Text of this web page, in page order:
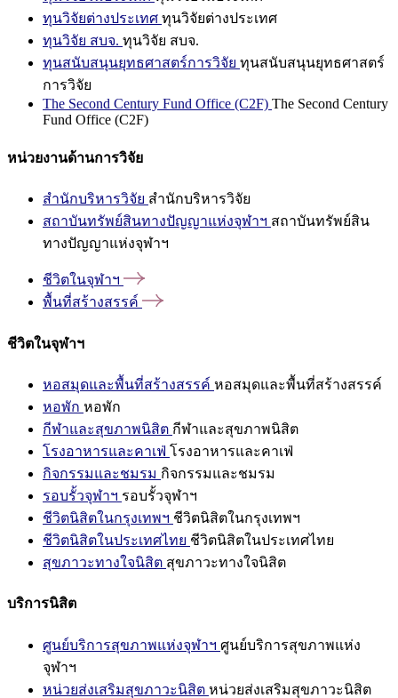
ทุนวิจัยต่างประเทศ ทุนวิจัยต่างประเทศ
ทุนวิจัย สบจ. ทุนวิจัย สบจ.
ทุนสนับสนุนยุทธศาสตร์การวิจัย ทุนสนับสนุนยุทธศาสตร์
การวิจัย
The Second Century Fund Office (C2F) The Second Century
Fund Office (C2F)
หน่วยงานด้านการวิจัย
สำนักบริหารวิจัย สำนักบริหารวิจัย
สถาบันทรัพย์สินทางปัญญาแห่งจุฬาฯ สถาบันทรัพย์สิน
ทางปัญญาแห่งจุฬาฯ
ชีวิตในจุฬาฯ
พื้นที่สร้างสรรค์
ชีวิตในจุฬาฯ
หอสมุดและพื้นที่สร้างสรรค์ หอสมุดและพื้นที่สร้างสรรค์
หอพัก หอพัก
กีฬาและสุขภาพนิสิต กีฬาและสุขภาพนิสิต
โรงอาหารและคาเฟ่ โรงอาหารและคาเฟ่
กิจกรรมและชมรม กิจกรรมและชมรม
รอบรั้วจุฬาฯ รอบรั้วจุฬาฯ
ชีวิตนิสิตในกรุงเทพฯ ชีวิตนิสิตในกรุงเทพฯ
ชีวิตนิสิตในประเทศไทย ชีวิตนิสิตในประเทศไทย
สุขภาวะทางใจนิสิต สุขภาวะทางใจนิสิต
บริการนิสิต
ศูนย์บริการสุขภาพแห่งจุฬาฯ ศูนย์บริการสุขภาพแห่ง
จุฬาฯ
หน่วยส่งเสริมสุขภาวะนิสิต หน่วยส่งเสริมสุขภาวะนิสิต